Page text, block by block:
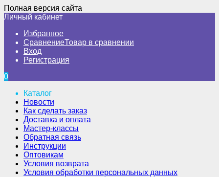
Полная версия сайта
Личный кабинет
Избранное
СравнениеТовар в сравнении
Вход
Регистрация
0
Каталог
Новости
Как сделать заказ
Доставка и оплата
Мастер-классы
Обратная связь
Инструкции
Оптовикам
Условия возврата
Условия обработки персональных данных